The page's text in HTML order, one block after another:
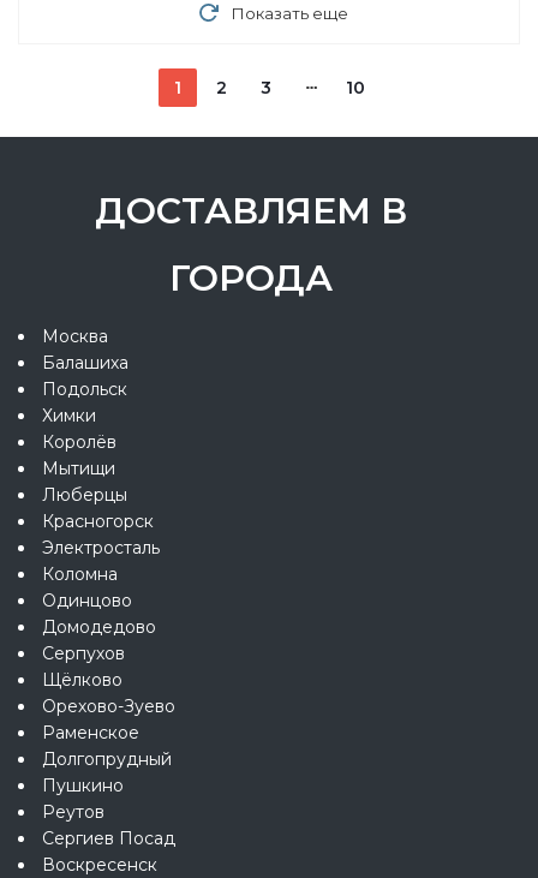
Показать еще
1 2 3 10
ДОСТАВЛЯЕМ В
ГОРОДА
Москва
Балашиха
Подольск
Химки
Королёв
Мытищи
Люберцы
Красногорск
Электросталь
Коломна
Одинцово
Домодедово
Серпухов
Щёлково
Орехово-Зуево
Раменское
Долгопрудный
Пушкино
Реутов
Сергиев Посад
Воскресенск